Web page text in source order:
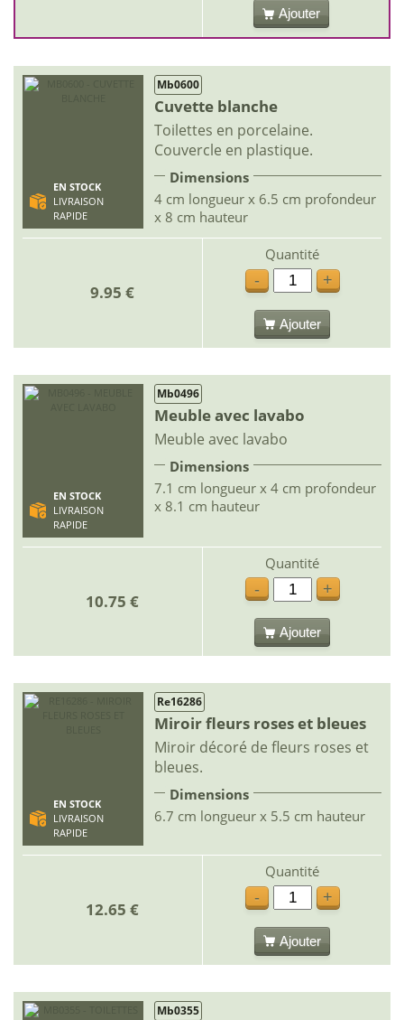
Ajouter
EN STOCK
LIVRAISON
RAPIDE
Mb0600
Cuvette blanche
Toilettes en porcelaine.
Couvercle en plastique.
Dimensions
4 cm longueur x 6.5 cm profondeur
x 8 cm hauteur
9.95 €
Quantité
-
+
Ajouter
EN STOCK
LIVRAISON
RAPIDE
Mb0496
Meuble avec lavabo
Meuble avec lavabo
Dimensions
7.1 cm longueur x 4 cm profondeur
x 8.1 cm hauteur
10.75 €
Quantité
-
+
Ajouter
EN STOCK
LIVRAISON
RAPIDE
Re16286
Miroir fleurs roses et bleues
Miroir décoré de fleurs roses et
bleues.
Dimensions
6.7 cm longueur x 5.5 cm hauteur
12.65 €
Quantité
-
+
Ajouter
Mb0355